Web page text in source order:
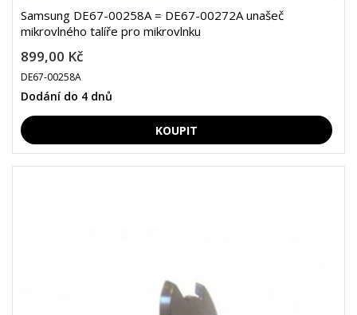
Samsung DE67-00258A = DE67-00272A unašeč
mikrovlného talíře pro mikrovlnku
899,00 Kč
DE67-00258A
Dodání do 4 dnů